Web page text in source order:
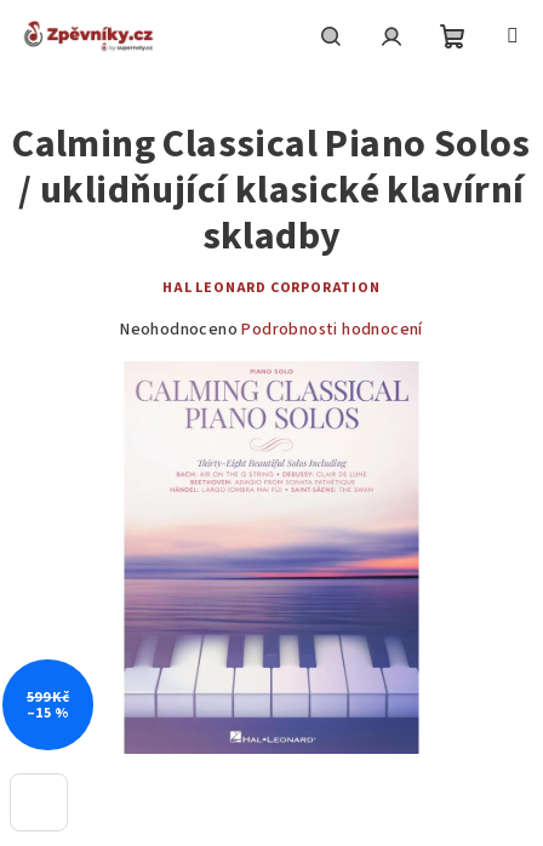
košík
Calming Classical Piano Solos
/ uklidňující klasické klavírní
skladby
HAL LEONARD CORPORATION
Průměrné
produktu
hvězdiček.
Neohodnoceno Podrobnosti hodnocení
599 Kč
–15 %